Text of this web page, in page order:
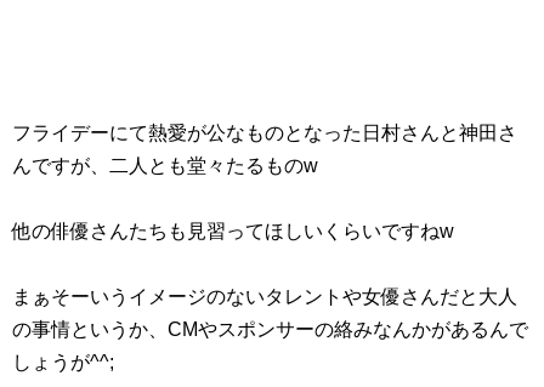
フライデーにて熱愛が公なものとなった日村さんと神田さ
んですが、二人とも堂々たるものw
他の俳優さんたちも見習ってほしいくらいですねw
まぁそーいうイメージのないタレントや女優さんだと大人
の事情というか、CMやスポンサーの絡みなんかがあるんで
しょうが^^;